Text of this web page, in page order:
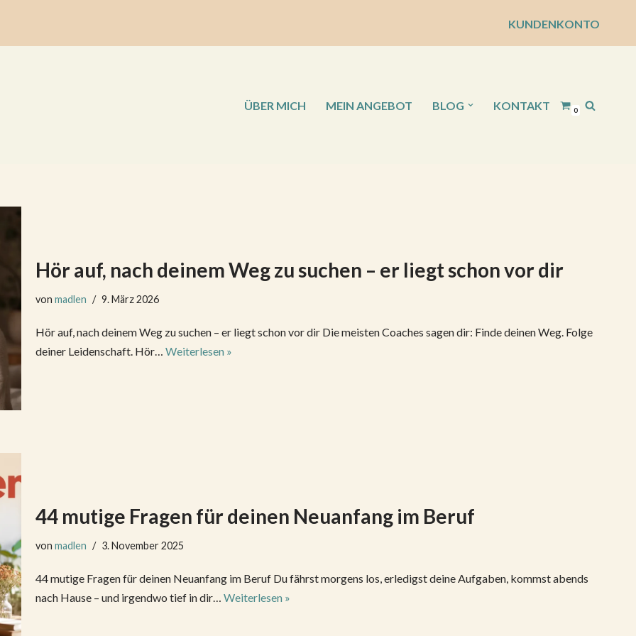
KUNDENKONTO
ÜBER MICH MEIN ANGEBOT BLOG KONTAKT 0
Hör auf, nach deinem Weg zu suchen – er liegt schon vor dir
von madlen 9. März 2026
Hör auf, nach deinem Weg zu suchen – er liegt schon vor dir Die meisten Coaches sagen dir: Finde deinen Weg. Folge
deiner Leidenschaft. Hör… Weiterlesen »
44 mutige Fragen für deinen Neuanfang im Beruf
von madlen 3. November 2025
44 mutige Fragen für deinen Neuanfang im Beruf Du fährst morgens los, erledigst deine Aufgaben, kommst abends
nach Hause – und irgendwo tief in dir… Weiterlesen »